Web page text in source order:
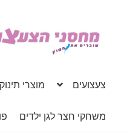
דלג
לניווט
לדלג
לתוכן
צעצועים מוצרי
משחקי חצר לגן ילדים